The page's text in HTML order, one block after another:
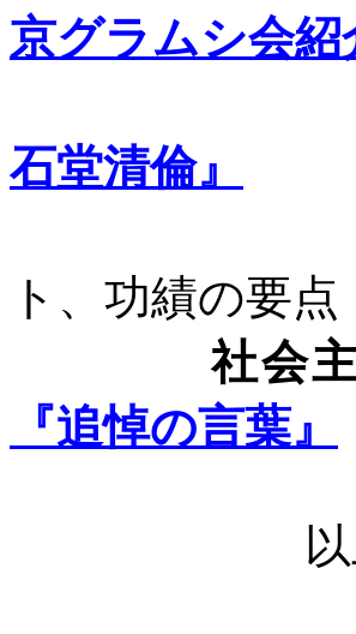
京グラムシ会紹
石堂清倫』
ト、功績の要点
社会主義
『追悼の言葉』